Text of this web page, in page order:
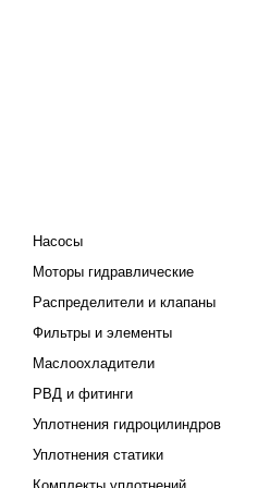
Насосы
Моторы гидравлические
Распределители и клапаны
Фильтры и элементы
Маслоохладители
РВД и фитинги
Уплотнения гидроцилиндров
Уплотнения статики